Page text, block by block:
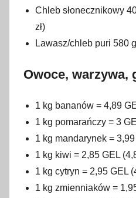
Chleb słonecznikowy
zł)
Lawasz/chleb puri 580
Owoce, warzywa,
1 kg bananów = 4,89
1 kg pomarańczy = 3
1 kg mandarynek = 3,99
1 kg kiwi = 2,85 GEL
1 kg cytryn = 2,95 GEL
1 kg zmienniaków =